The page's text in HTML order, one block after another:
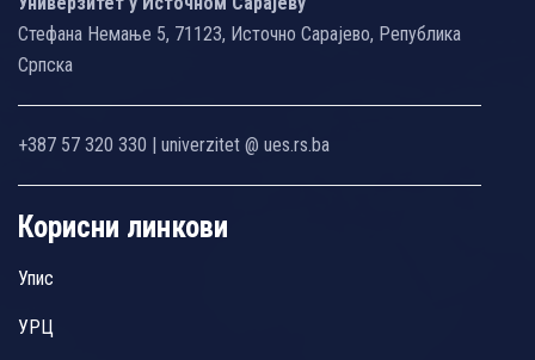
Стефана Немање 5, 71123, Источно Сарајево, Република
Српска
+387 57 320 330 | univerzitet @ ues.rs.ba
Корисни линкови
Упис
УРЦ